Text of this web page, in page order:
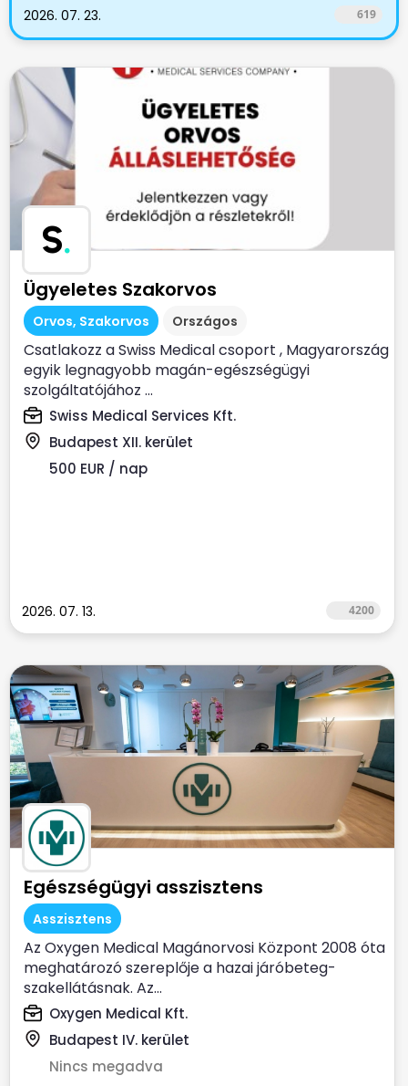
2026. 07. 23. 619
S.
Ügyeletes Szakorvos
Orvos, Szakorvos Országos
Csatlakozz a Swiss Medical csoport , Magyarország
egyik legnagyobb magán-egészségügyi
szolgáltatójához ...
Swiss Medical Services Kft.
Budapest XII. kerület
500 EUR / nap
2026. 07. 13. 4200
Egészségügyi asszisztens
Asszisztens
Az Oxygen Medical Magánorvosi Központ 2008 óta
meghatározó szereplője a hazai járóbeteg-
szakellátásnak. Az...
Oxygen Medical Kft.
Budapest IV. kerület
Nincs megadva